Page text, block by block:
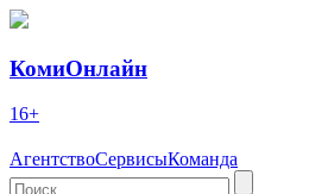
КомиОнлайн
16+
АгентствоСервисыКоманда